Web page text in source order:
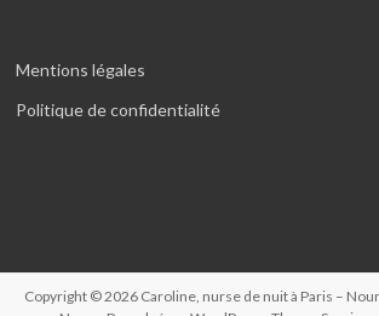
Mentions légales
Politique de confidentialité
Copyright © 2026 Caroline, nurse de nuit à Paris –